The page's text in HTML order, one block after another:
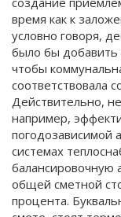
время как к
условно говоря,
было бы добавить
чтобы
соответствовала
Действительно,
например,
погодозависимой
системах
балансировочную
общей сметной
процента.